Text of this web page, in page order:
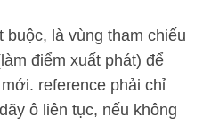
buộc, là vùng tham chiếu
điểm xuất phát) để
reference phải chỉ
ô liên tục, nếu không